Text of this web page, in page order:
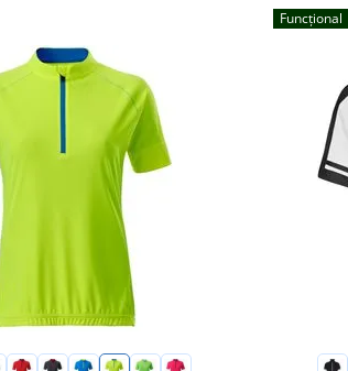
Funcțional